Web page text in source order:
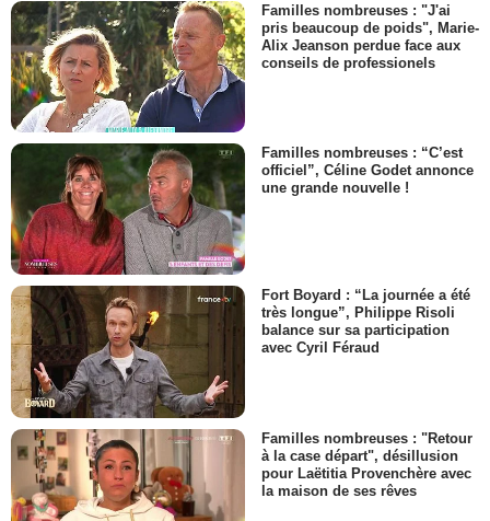
Familles nombreuses : "J'ai
pris beaucoup de poids", Marie-
Alix Jeanson perdue face aux
conseils de professionels
Familles nombreuses : “C’est
officiel”, Céline Godet annonce
une grande nouvelle !
Fort Boyard : “La journée a été
très longue”, Philippe Risoli
balance sur sa participation
avec Cyril Féraud
Familles nombreuses : "Retour
à la case départ", désillusion
pour Laëtitia Provenchère avec
la maison de ses rêves